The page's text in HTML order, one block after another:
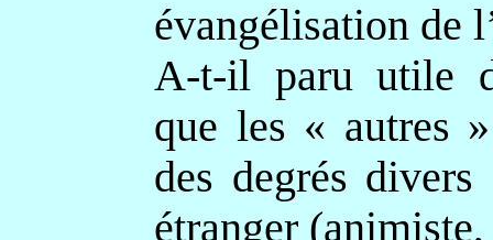
évangélisation de
A-t-il paru utile
que les « autres
des degrés
étranger